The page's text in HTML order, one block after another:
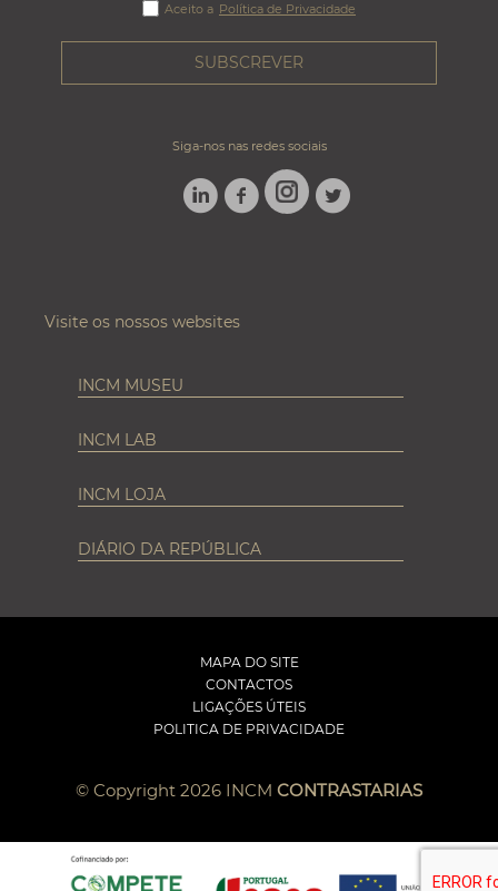
Aceito a Política de Privacidade
Siga-nos nas redes sociais
LINKEDINFACEBOOK
INSTAGRAM
TWITTER
Visite os nossos websites
INCM MUSEU
INCM LAB
INCM LOJA
DIÁRIO DA REPÚBLICA
MAPA DO SITE
CONTACTOS
LIGAÇÕES ÚTEIS
POLITICA DE PRIVACIDADE
© Copyright 2026 INCM CONTRASTARIAS